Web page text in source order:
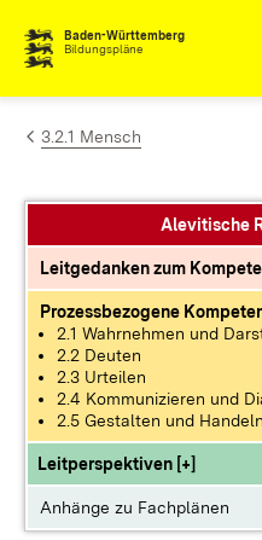
Zum Inhalt springen
Baden-Württemberg
Bildungspläne
3.2.1 Mensch
Alevitische
Leitgedanken zum
Prozessbezogene
2.1 Wahrnehmen und
2.2 Deuten
2.3 Urteilen
2.4 Kommunizieren und
2.5 Gestalten und Handeln
Leitperspektiven [+]
Anhänge zu Fachplänen